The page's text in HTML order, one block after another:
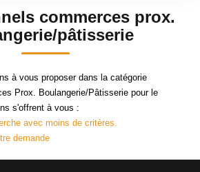
BIENS VENDUS
NOS AGENCES
Qui Sommes Nous
Nos Actualités
Surface min
commerces prox.
pâtisserie
à vous proposer dans la catégorie
Prox. Boulangerie/Pâtisserie pour le
s'offrent à vous :
avec moins de critères.
demande